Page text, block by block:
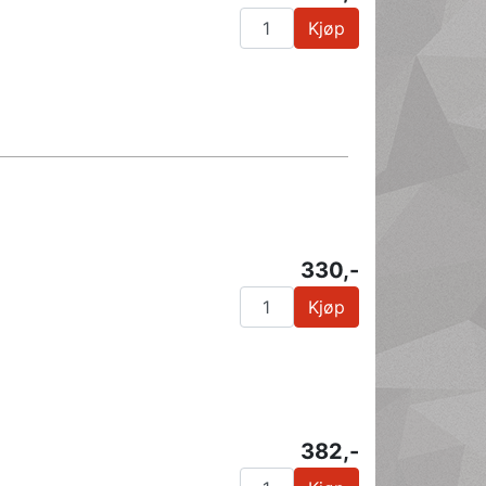
Kjøp
330,-
Kjøp
382,-